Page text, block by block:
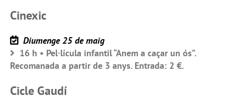
Cinexic
Diumenge 25 de maig
16 h • Pel·lícula infantil “Anem a caçar un ós”.
Recomanada a partir de 3 anys. Entrada: 2 €.
Cicle Gaudí